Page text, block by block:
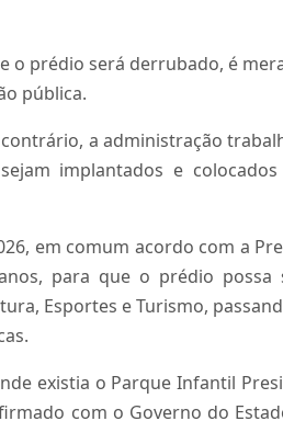
o prédio será derrubado, é
pública.
a administração
implantados e
em comum acordo com a
para que o prédio possa
Esportes e Turismo,
existia o Parque Infantil
com o Governo do